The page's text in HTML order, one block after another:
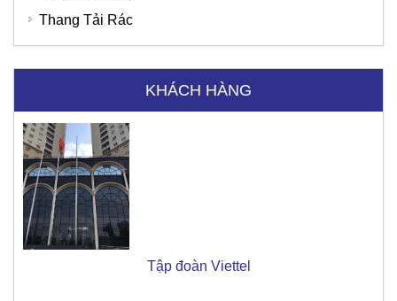
Thang Tải Rác
KHÁCH HÀNG
Tập đoàn Viettel